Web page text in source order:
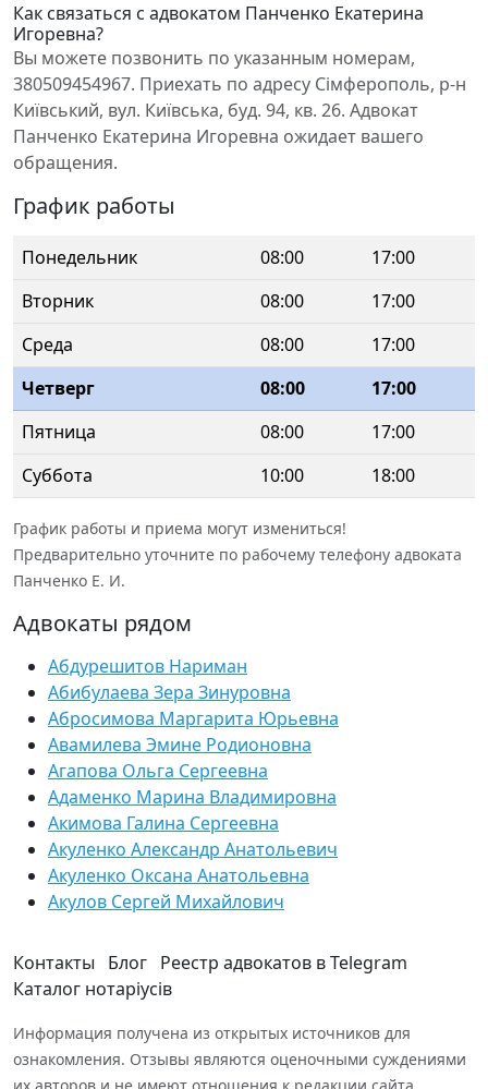
Как связаться с адвокатом Панченко Екатерина
Игоревна?
Вы можете позвонить по указанным номерам,
380509454967. Приехать по адресу Сімферополь, р-н
Київський, вул. Київська, буд. 94, кв. 26. Адвокат
Панченко Екатерина Игоревна ожидает вашего
обращения.
График работы
Понедельник 08:00
17:00
Вторник
08:00
17:00
Среда
08:00
17:00
Четверг
08:00
17:00
Пятница
08:00
17:00
Суббота
10:00 18:00
График работы и приема могут измениться!
Предварительно уточните по рабочему телефону адвоката
Панченко Е. И.
Адвокаты рядом
Абдурешитов Нариман
Абибулаева Зера Зинуровна
Абросимова Маргарита Юрьевна
Авамилева Эмине Родионовна
Агапова Ольга Сергеевна
Адаменко Марина Владимировна
Акимова Галина Сергеевна
Акуленко Александр Анатольевич
Акуленко Оксана Анатольевна
Акулов Сергей Михайлович
Контакты Блог Реестр адвокатов в Telegram
Каталог нотаріусів
Информация получена из открытых источников для
ознакомления. Отзывы являются оценочными суждениями